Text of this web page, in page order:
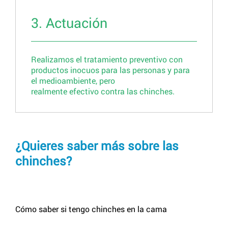
3. Actuación
Realizamos el tratamiento preventivo con
productos inocuos para las personas y para
el medioambiente, pero
realmente efectivo contra las chinches.
¿Quieres saber más sobre las
chinches?
Cómo saber si tengo chinches en la cama